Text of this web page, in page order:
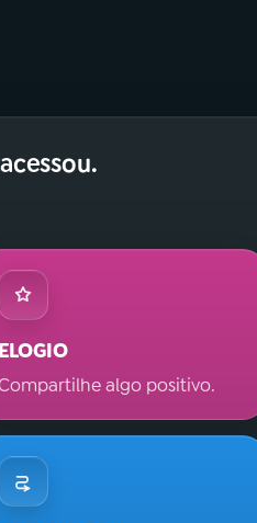
ELOGIO
algo positivo.